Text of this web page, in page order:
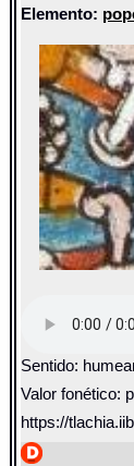
Elemento:
Sentido:
Valor fonético:
https://